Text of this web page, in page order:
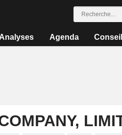
Analyses Agenda